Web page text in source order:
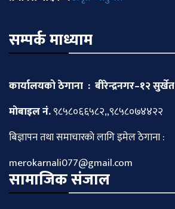
सम्पर्क माध्याम
कार्यालयको ठेगाना : बीरेन्द्रनगर–१२ सुर्खेत
माेबाइल नं.९८५८०६६५८२,,९८५८०७४४२२
बिज्ञापन तथा समाचारकाे लागि इमेल ठेगाना :
merokarnali077@gmail.com
सामाजिक संजाल